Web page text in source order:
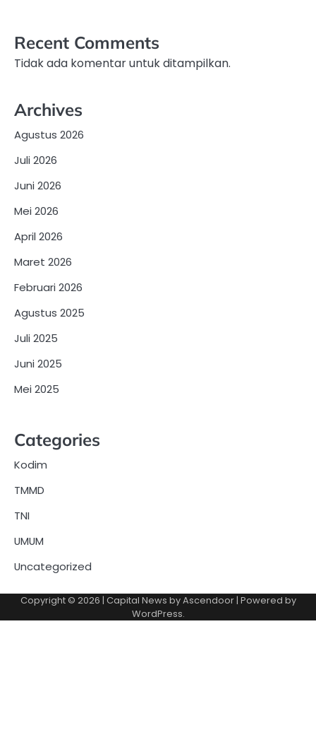
Recent Comments
Tidak ada komentar untuk ditampilkan.
Archives
Agustus 2026
Juli 2026
Juni 2026
Mei 2026
April 2026
Maret 2026
Februari 2026
Agustus 2025
Juli 2025
Juni 2025
Mei 2025
Categories
Kodim
TMMD
TNI
UMUM
Uncategorized
Copyright © 2026 | Capital News byAscendoor| Powered by
WordPress.